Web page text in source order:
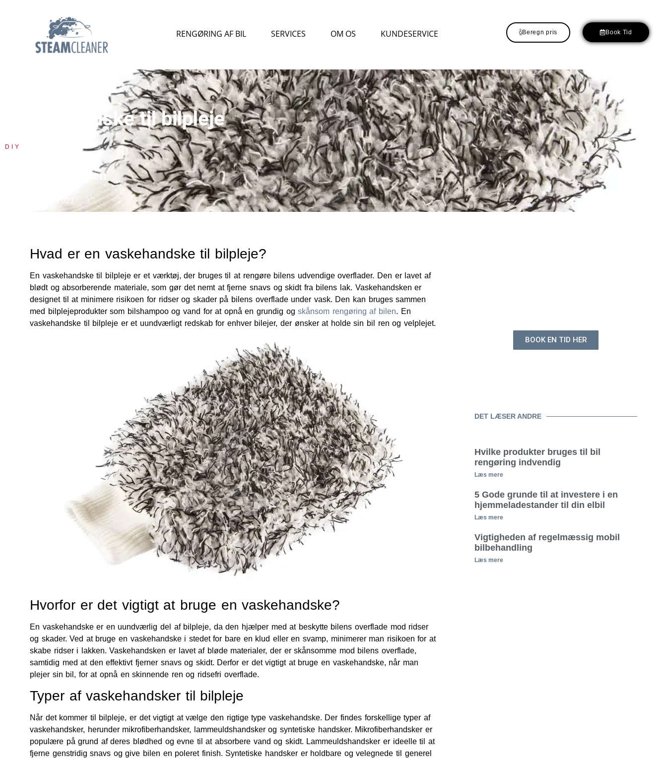
RENGØRING AF BIL SERVICES OM OS KUNDESERVICE Beregn pris Book Tid
Vaskehandske til bilpleje
DIY
Bilpleje eksperten
oktober 17, 2023
Hvad er en vaskehandske til bilpleje?
En vaskehandske til bilpleje er et værktøj, der bruges til at rengøre bilens udvendige overflader. Den er lavet af
blødt og absorberende materiale, som gør det nemt at fjerne snavs og skidt fra bilens lak. Vaskehandsken er
designet til at minimere risikoen for ridser og skader på bilens overflade under vask. Den kan bruges sammen
med bilplejeprodukter som bilshampoo og vand for at opnå en grundig ogskånsom rengøring af bilen. En
vaskehandske til bilpleje er et uundværligt redskab for enhver bilejer, der ønsker at holde sin bil ren og velplejet.
Hvorfor er det vigtigt at bruge en vaskehandske?
En vaskehandske er en uundværlig del af bilpleje, da den hjælper med at beskytte bilens overflade mod ridser
og skader. Ved at bruge en vaskehandske i stedet for bare en klud eller en svamp, minimerer man risikoen for at
skabe ridser i lakken. Vaskehandsken er lavet af bløde materialer, der er skånsomme mod bilens overflade,
samtidig med at den effektivt fjerner snavs og skidt. Derfor er det vigtigt at bruge en vaskehandske, når man
plejer sin bil, for at opnå en skinnende ren og ridsefri overflade.
Typer af vaskehandsker til bilpleje
Når det kommer til bilpleje, er det vigtigt at vælge den rigtige type vaskehandske. Der findes forskellige typer af
vaskehandsker, herunder mikrofiberhandsker, lammeuldshandsker og syntetiske handsker. Mikrofiberhandsker er
populære på grund af deres blødhed og evne til at absorbere vand og skidt. Lammeuldshandsker er ideelle til at
fjerne genstridig snavs og give bilen en poleret finish. Syntetiske handsker er holdbare og velegnede til generel
BOOK EN TID HER
DET LÆSER ANDRE
Hvilke produkter bruges til bil
rengøring indvendig
Læs mere
5 Gode grunde til at investere i en
hjemmeladestander til din elbil
Læs mere
Vigtigheden af regelmæssig mobil
bilbehandling
Læs mere